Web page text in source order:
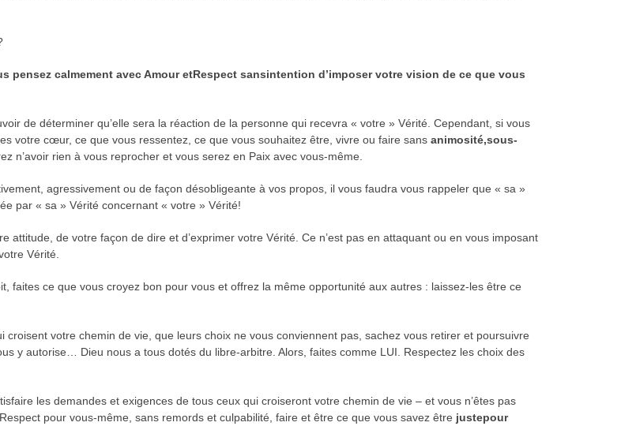
pensez calmement avec Amour etRespect sansintention d’imposer votre vision de ce que vous
de déterminer qu’elle sera la réaction de la personne qui recevra « votre » Vérité. Cependant, si vous
votre cœur, ce que vous ressentez, ce que vous souhaitez être, vivre ou faire sans animosité,sous-
n’avoir rien à vous reprocher et vous serez en Paix avec vous-­même.
agressivement ou de façon désobligeante à vos propos, il vous faudra vous rappeler que « sa »
par « sa » Vérité concernant « votre » Vérité!
attitude, de votre façon de dire et d’exprimer votre Vérité. Ce n’est pas en attaquant ou en vous imposant
Vérité.
faites ce que vous croyez bon pour vous et offrez la même opportunité aux autres : laissez-les être ce
croisent votre chemin de vie, que leurs choix ne vous conviennent pas, sachez vous retirer et poursuivre
y autorise… Dieu nous a tous dotés du libre-arbitre. Alors, faites comme LUI. Respectez les choix des
les demandes et exigences de tous ceux qui croiseront votre chemin de vie – et vous n’êtes pas
pour vous-même, sans remords et culpabilité, faire et être ce que vous savez être justepour